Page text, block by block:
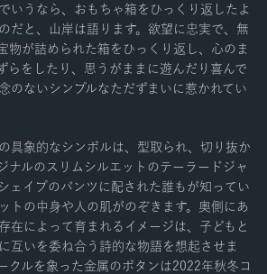
いうなら、おもちゃ箱をひっくり返したよ
だと、山岸は語ります。欲望に忠実で、無
物が詰められた箱をひっくり返し、心のま
らをしたり、思うがままに遊んだり喜んで
ないシンプルなただずまいに惹かれてい
具象的なシンボルは、型取られ、切り抜か
ナルのスリムシルエットのテーラードジャ
ェイプのパンツに配された誰もが知ってい
トの中身や人の肌がのぞきます。奥側にあ
在によって育まれるイメージは、子どもと
互いを委ね合う詩的な物語を想起させま
クルを象った金属のボタンは2022年秋冬コ